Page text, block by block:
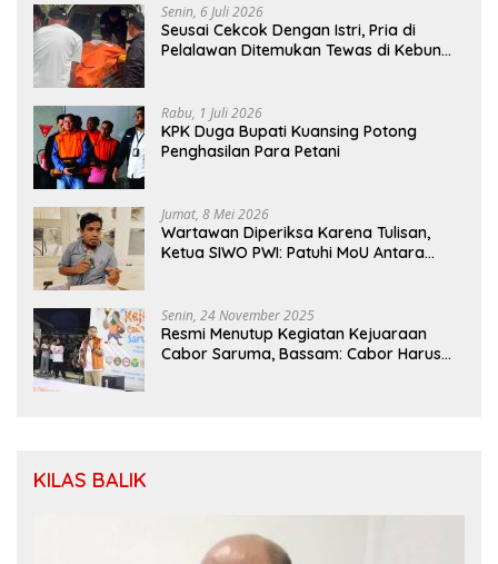
Senin, 6 Juli 2026
Seusai Cekcok Dengan Istri, Pria di
Pelalawan Ditemukan Tewas di Kebun
Rabu, 1 Juli 2026
KPK Duga Bupati Kuansing Potong
Penghasilan Para Petani
Jumat, 8 Mei 2026
Wartawan Diperiksa Karena Tulisan,
Ketua SIWO PWI: Patuhi MoU Antara
Senin, 24 November 2025
Resmi Menutup Kegiatan Kejuaraan
Cabor Saruma, Bassam: Cabor Harus
KILAS BALIK